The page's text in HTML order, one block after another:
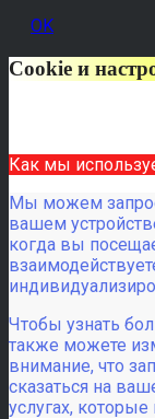
OK
Cookie и
Как мы
Мы можем
вашем
когда вы
Чтобы узнать
также можете
внимание, что
сказаться на
услугах,